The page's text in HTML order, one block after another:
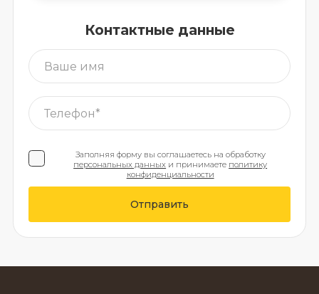
Контактные данные
Заполняя форму вы соглашаетесь на обработку
персональных данных и принимаете политику
конфиденциальности
Отправить